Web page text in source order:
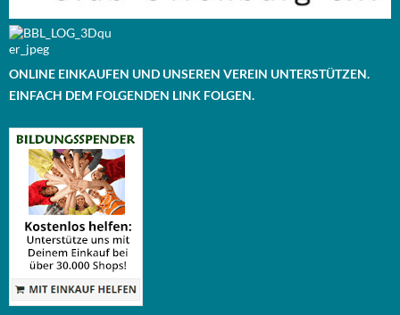
ONLINE EINKAUFEN UND UNSEREN VEREIN UNTERSTÜTZEN.
EINFACH DEM FOLGENDEN LINK FOLGEN.